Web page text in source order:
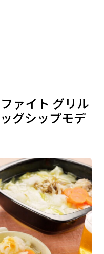
ァイト グリル
グシップモデ